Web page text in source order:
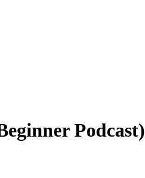
Podcast)